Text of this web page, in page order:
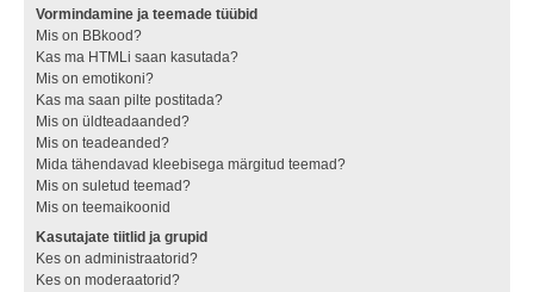
Vormindamine ja teemade tüübid
Mis on BBkood?
Kas ma HTMLi saan kasutada?
Mis on emotikoni?
Kas ma saan pilte postitada?
Mis on üldteadaanded?
Mis on teadeanded?
Mida tähendavad kleebisega märgitud teemad?
Mis on suletud teemad?
Mis on teemaikoonid
Kasutajate tiitlid ja grupid
Kes on administraatorid?
Kes on moderaatorid?